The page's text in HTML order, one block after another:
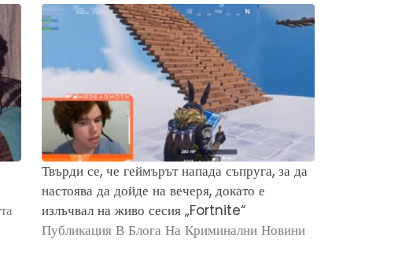
Твърди се, че геймърът напада съпруга, за да
настоява да дойде на вечеря, докато е
излъчвал на живо сесия „Fortnite“
Публикация В Блога На Криминални Новини